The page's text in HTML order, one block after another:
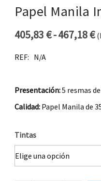
Papel Manila
405,83 €-467,18€
REF: N/A
Presentación:5 resmas
Calidad: Papel Manila de
Tintas